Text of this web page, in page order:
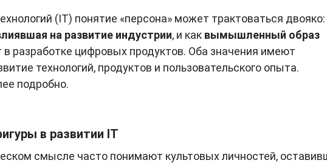
(IT) понятие «персона» может трактоваться двояко:
на развитие индустрии, и как вымышленный образ
разработке цифровых продуктов. Оба значения имеют
технологий, продуктов и пользовательского опыта.
подробно.
в развитии IT
смысле часто понимают культовых личностей,